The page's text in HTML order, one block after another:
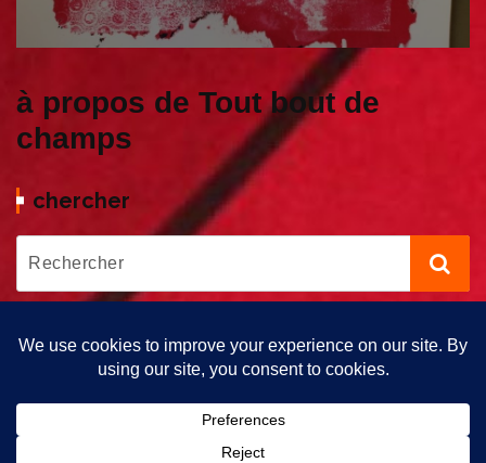
à propos de Tout bout de
champs
chercher
Copyright © 2026 Tout bout de Champs | Propulsé par Tout Bout